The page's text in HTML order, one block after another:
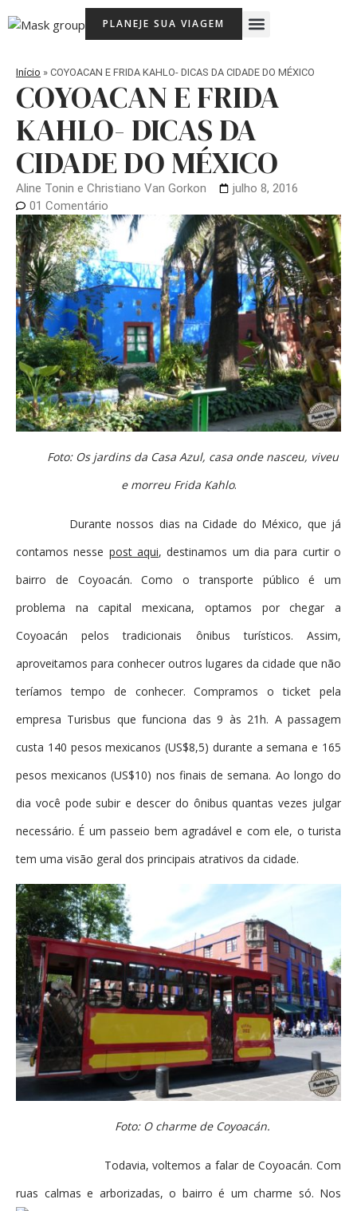
para
PLANEJE SUA VIAGEM Menu
Início » COYOACAN E FRIDA KAHLO- DICAS DA CIDADE DO MÉXICO
COYOACAN E FRIDA
KAHLO- DICAS DA
CIDADE DO MÉXICO
Aline Tonin e Christiano Van Gorkon
julho 8, 2016
01 Comentário
Foto: Os jardins da Casa Azul, casa onde nasceu, viveu
e morreu Frida Kahlo.
Durante nossos dias na Cidade do México, que já
contamos nesse post aqui, destinamos um dia para curtir o
bairro de Coyoacán. Como o transporte público é um
problema na capital mexicana, optamos por chegar a
Coyoacán pelos tradicionais ônibus turísticos. Assim,
aproveitamos para conhecer outros lugares da cidade que não
teríamos tempo de conhecer. Compramos o ticket pela
empresa Turisbus que funciona das 9 às 21h. A passagem
custa 140 pesos mexicanos (US$8,5) durante a semana e 165
pesos mexicanos (US$10) nos finais de semana. Ao longo do
dia você pode subir e descer do ônibus quantas vezes julgar
necessário. É um passeio bem agradável e com ele, o turista
tem uma visão geral dos principais atrativos da cidade.
Foto: O charme de Coyoacán.
Todavia, voltemos a falar de Coyoacán. Com
ruas calmas e arborizadas, o bairro é um charme só. Nos